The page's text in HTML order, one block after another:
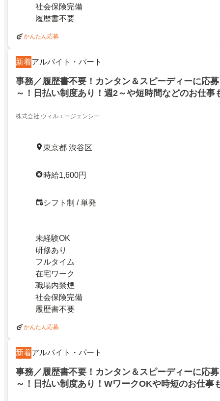
社会保険完備
履歴書不要
かんたん応募
新着アルバイト・パート
事務／履歴書不要！カンタン＆スピーディーに応
～！日払い制度あり！週2～や短時間などのお仕事
株式会社 ウィルエージェンシー
東京都 渋谷区
時給1,600円
シフト制 / 単発
未経験OK
研修あり
フルタイム
在宅ワーク
職場内禁煙
社会保険完備
履歴書不要
かんたん応募
新着アルバイト・パート
事務／履歴書不要！カンタン＆スピーディーに応
～！日払い制度あり！WワークOKや時短のお仕事